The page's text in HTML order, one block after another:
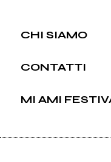
CHI SIAMO
CONTATTI
MI AMI